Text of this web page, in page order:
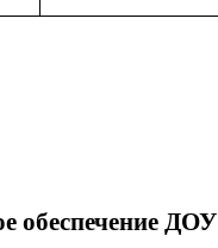
обеспечение ДОУ